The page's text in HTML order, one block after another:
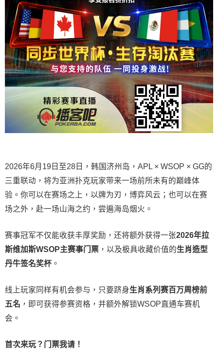
2026年6月19日至28日，韩国济州岛，APL × WSOP × GG的
三重联动，将为亚洲扑克玩家带来一场前所未有的巅峰体
验。 你可以在赛场之上，以牌为刃，博弈风云；也可以在赛
场之外，赴一场山海之约，尝遍海岛烟火。
赛事冠军不仅能收获丰厚奖励，还将额外获得一张2026年拉
斯维加斯WSOP主赛事门票 ，以及极具收藏价值的生肖造型
丹牛签名奖杯 。
线上玩家同样有机会参与，只要跻身生肖系列赛百万周榜前
五名 ，即可获得参赛资格，并额外解锁WSOP直通车赛机
会。
首次来玩？门票我请！